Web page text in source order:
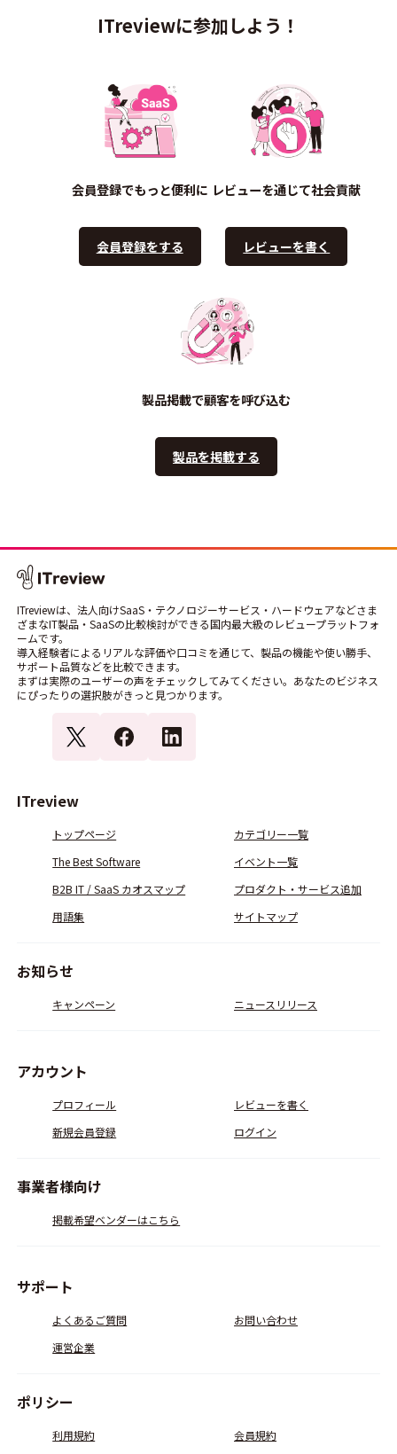
ITreviewに参加しよう！
会員登録でもっと便利に
会員登録をする
レビューを通じて社会貢献
レビューを書く
製品掲載で顧客を呼び込む
製品を掲載する
ITreviewは、法人向けSaaS・テクノロジーサービス・ハードウェアなどさま
ざまなIT製品・SaaSの比較検討ができる国内最大級のレビュープラットフォ
ームです。
導入経験者によるリアルな評価や口コミを通じて、製品の機能や使い勝手、
サポート品質などを比較できます。
まずは実際のユーザーの声をチェックしてみてください。あなたのビジネス
にぴったりの選択肢がきっと見つかります。
ITreview
トップページ
カテゴリー一覧
The Best Software
イベント一覧
B2B IT / SaaS カオスマップ
プロダクト・サービス追加
用語集
サイトマップ
お知らせ
キャンペーン ニュースリリース
アカウント
プロフィール
レビューを書く
新規会員登録
ログイン
事業者様向け
掲載希望ベンダーはこちら
サポート
よくあるご質問
お問い合わせ
運営企業
ポリシー
利用規約 会員規約